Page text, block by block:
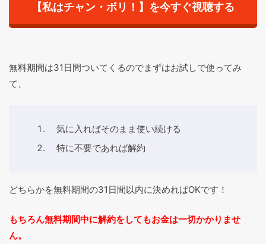
【私はチャン・ボリ！】を今すぐ視聴する
無料期間は31日間ついてくるのでまずはお試しで使ってみ
て、
気に入ればそのまま使い続ける
特に不要であれば解約
どちらかを無料期間の31日間以内に決めればOKです！
もちろん無料期間中に解約をしてもお金は一切かかりませ
ん。